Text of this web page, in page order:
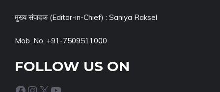
मुख्य संपादक (Editor-in-Chief) : Saniya Raksel
Mob. No. +91-7509511000
FOLLOW US ON